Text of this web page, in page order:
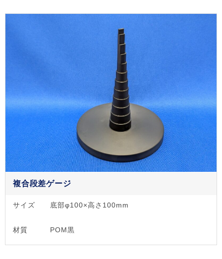
複合段差ゲージ
サイズ 底部φ100×高さ100mm
材質 POM黒